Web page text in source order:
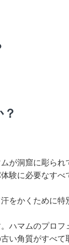
が洞窟に彫られ
験に必要なすべ
をかくために特
ハマムのプロフ
い角質がすべて